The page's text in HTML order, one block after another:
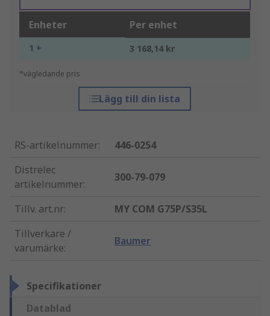
Enheter Per enhet
1 + 3 168,14 kr
*vägledande pris
Lägg till din lista
RS-artikelnummer:
446-0254
Distrelec
artikelnummer:
300-79-079
Tillv. art.nr:
MY COM G75P/S35L
Tillverkare /
varumärke:
Baumer
Specifikationer
Datablad